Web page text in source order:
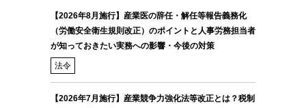
【2026年8月施行】産業医の辞任・解任等報告義務化
（労働安全衛生規則改正）のポイントと人事労務担当者
が知っておきたい実務への影響・今後の対策
法令
【2026年7月施行】産業競争力強化法等改正とは？税制